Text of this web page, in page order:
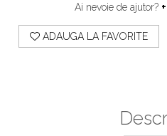
Ai nevoie de ajutor?
ADAUGA LA FAVORITE